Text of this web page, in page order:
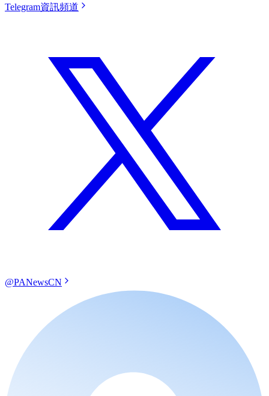
Telegram資訊頻道
@PANewsCN